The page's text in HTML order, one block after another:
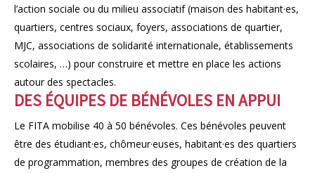
l’action sociale ou du milieu associatif (maison des habitant·es,
quartiers, centres sociaux, foyers, associations de quartier,
MJC, associations de solidarité internationale, établissements
scolaires, …) pour construire et mettre en place les actions
autour des spectacles.
DES ÉQUIPES DE BÉNÉVOLES EN APPUI
Le FITA mobilise 40 à 50 bénévoles. Ces bénévoles peuvent
être des étudiant·es, chômeur·euses, habitant·es des quartiers
de programmation, membres des groupes de création de la